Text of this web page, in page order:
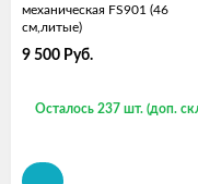
механическая FS901 (46
см,литые)
9 500 Руб.
Осталось 237 шт. (доп.